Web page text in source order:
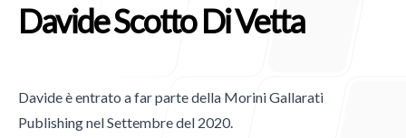
Davide Scotto Di Vetta
Davide è entrato a far parte della Morini Gallarati
Publishing nel Settembre del 2020.